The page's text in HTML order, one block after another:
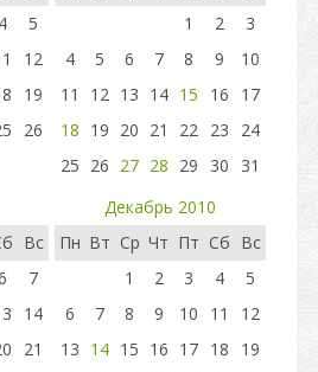
4
5
12
19
26
1
2
3
4
5 6 7 8 9
10
11
12 13 14 15 16
17
18 19 20 21 22 23
24
25 26 27 28 29 30
31
Вс
7
14
21
Декабрь 2010
Пн Вт Ср Чт Пт Сб Вс
1
2 3 4
5
6
7 8 9 10 11
12
13 14 15 16 17 18
19